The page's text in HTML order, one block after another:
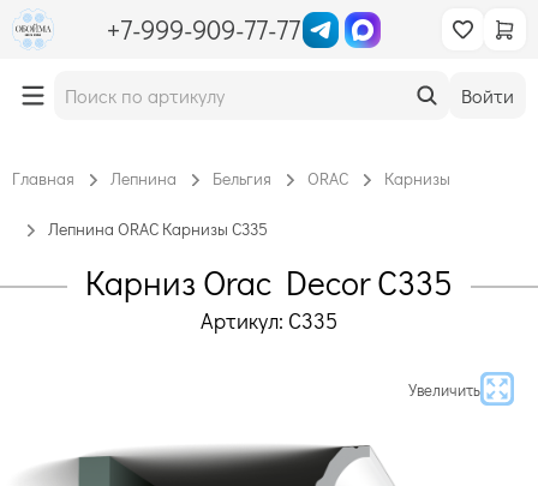
+7-999-909-77-77
Войти
Главная Лепнина Бельгия ORAC Карнизы
Лепнина ORAC Карнизы C335
Карниз Orac Decor C335
Артикул: C335
Увеличить